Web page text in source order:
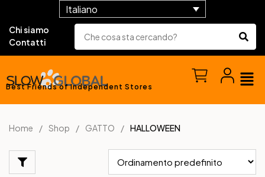
Italiano
Chi siamo
Contatti
Best Friends of Independent Stores
Home Shop GATTO HALLOWEEN